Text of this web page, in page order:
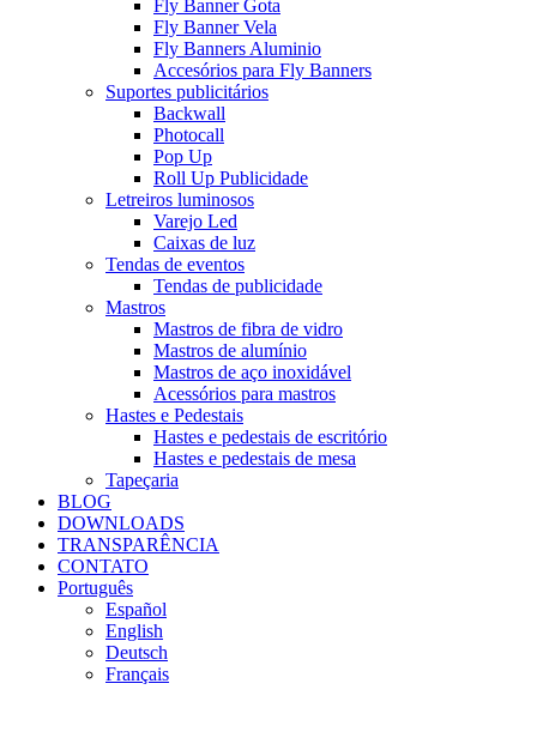
Fly Banner Gota
Fly Banner Vela
Fly Banners Aluminio
Accesórios para Fly Banners
Suportes publicitários
Backwall
Photocall
Pop Up
Roll Up Publicidade
Letreiros luminosos
Varejo Led
Caixas de luz
Tendas de eventos
Tendas de publicidade
Mastros
Mastros de fibra de vidro
Mastros de alumínio
Mastros de aço inoxidável
Acessórios para mastros
Hastes e Pedestais
Hastes e pedestais de escritório
Hastes e pedestais de mesa
Tapeçaria
BLOG
DOWNLOADS
TRANSPARÊNCIA
CONTATO
Português
Español
English
Deutsch
Français